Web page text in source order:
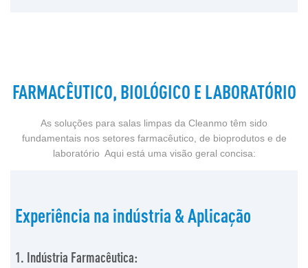
FARMACÊUTICO, BIOLÓGICO E LABORATÓRIO
As soluções para salas limpas da Cleanmo têm sido
fundamentais nos setores farmacêutico, de bioprodutos e de
laboratório Aqui está uma visão geral concisa:
Experiência na indústria & Aplicação
1. Indústria Farmacêutica: